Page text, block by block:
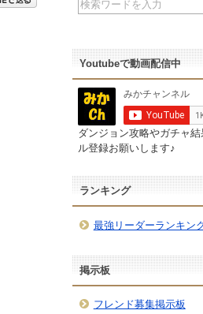
Youtubeで動画配信中
ダンジョン攻略やガチャ
ル登録お願いします♪
ランキング
最強リーダーランキン
掲示板
フレンド募集掲示板